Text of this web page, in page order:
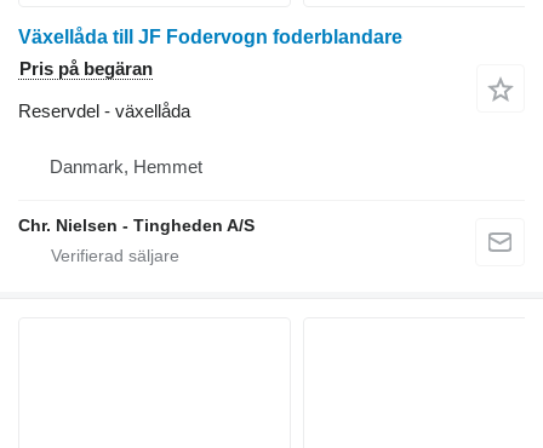
Växellåda till JF Fodervogn foderblandare
Pris på begäran
Reservdel - växellåda
Danmark, Hemmet
Chr. Nielsen - Tingheden A/S